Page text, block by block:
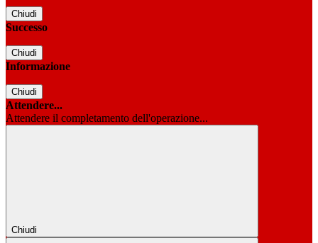
Chiudi
Successo
Chiudi
Informazione
Chiudi
Attendere...
Attendere il completamento dell'operazione...
Chiudi